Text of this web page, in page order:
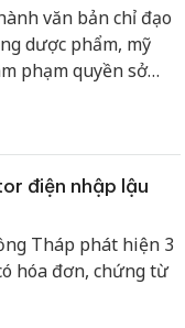
văn bản chỉ đạo
dược phẩm, mỹ
phạm quyền sở
điện nhập lậu
Tháp phát hiện 3
hóa đơn, chứng từ